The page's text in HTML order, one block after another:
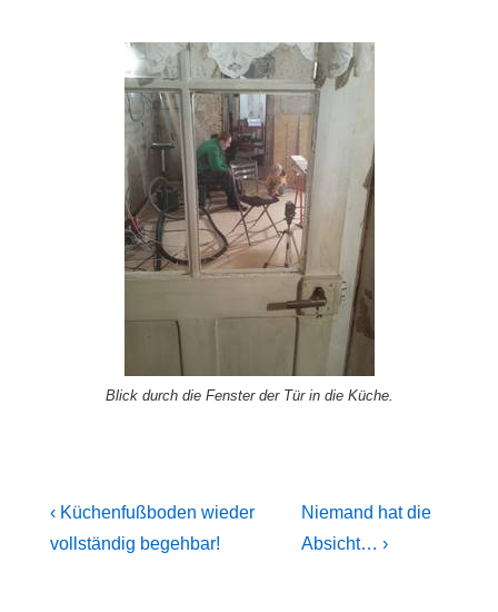
Blick durch die Fenster der Tür in die Küche.
Beitragsnavigation
Previous
Post
‹ Küchenfußboden wieder
vollständig begehbar!
Next
Post
Niemand hat die
Absicht… ›